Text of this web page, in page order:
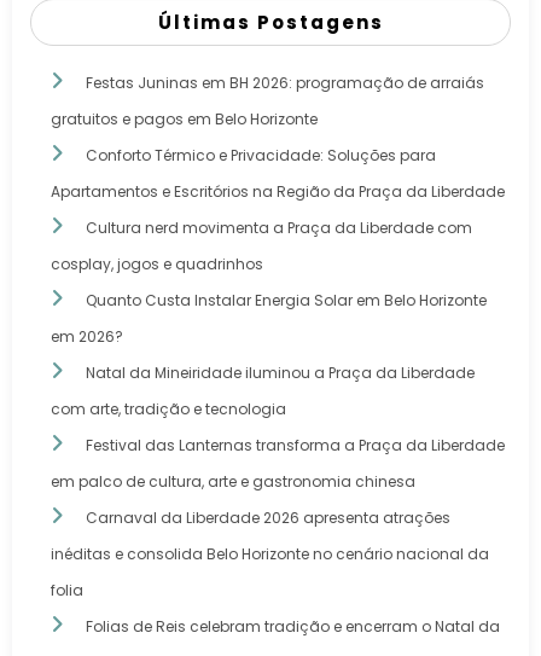
Últimas Postagens
Festas Juninas em BH 2026: programação de arraiás
gratuitos e pagos em Belo Horizonte
Conforto Térmico e Privacidade: Soluções para
Apartamentos e Escritórios na Região da Praça da Liberdade
Cultura nerd movimenta a Praça da Liberdade com
cosplay, jogos e quadrinhos
Quanto Custa Instalar Energia Solar em Belo Horizonte
em 2026?
Natal da Mineiridade iluminou a Praça da Liberdade
com arte, tradição e tecnologia
Festival das Lanternas transforma a Praça da Liberdade
em palco de cultura, arte e gastronomia chinesa
Carnaval da Liberdade 2026 apresenta atrações
inéditas e consolida Belo Horizonte no cenário nacional da
folia
Folias de Reis celebram tradição e encerram o Natal da